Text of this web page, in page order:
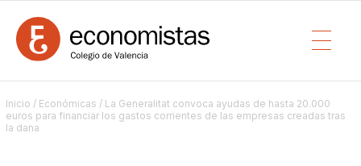
Inicio / Económicas / La Generalitat convoca ayudas de hasta 20.000
euros para financiar los gastos corrientes de las empresas creadas tras
la dana